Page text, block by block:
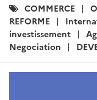
Catégories
:
COMMERCE
REFORME
investissement
Negociation